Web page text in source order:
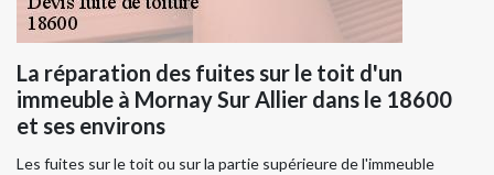
La réparation des fuites sur le toit d'un
immeuble à Mornay Sur Allier dans le 18600
et ses environs
Les fuites sur le toit ou sur la partie supérieure de l'immeuble